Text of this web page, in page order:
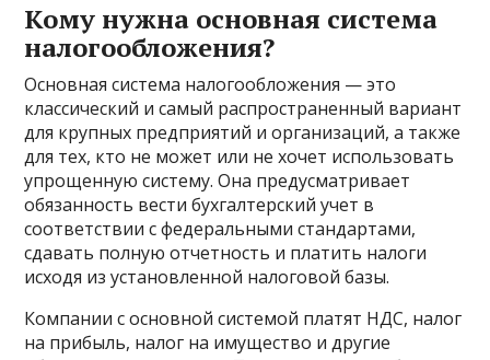
Кому нужна основная система
налогообложения?
Основная система налогообложения — это
классический и самый распространенный вариант
для крупных предприятий и организаций, а также
для тех, кто не может или не хочет использовать
упрощенную систему. Она предусматривает
обязанность вести бухгалтерский учет в
соответствии с федеральными стандартами,
сдавать полную отчетность и платить налоги
исходя из установленной налоговой базы.
Компании с основной системой платят НДС, налог
на прибыль, налог на имущество и другие